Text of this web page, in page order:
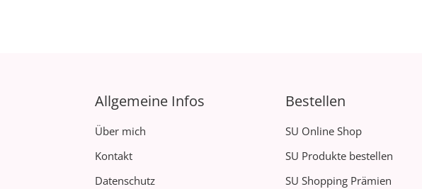
Allgemeine Infos
Über mich
Kontakt
Datenschutz
Bestellen
SU Online Shop
SU Produkte bestellen
SU Shopping Prämien